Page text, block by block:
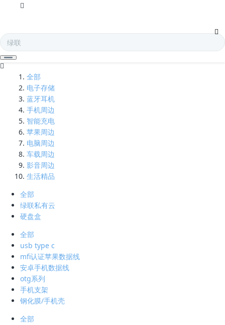
全部
电子存储
蓝牙耳机
手机周边
智能充电
苹果周边
电脑周边
车载周边
影音周边
生活精品
全部
绿联私有云
硬盘盒
全部
usb type c
mfi认证苹果数据线
安卓手机数据线
otg系列
手机支架
钢化膜/手机壳
全部